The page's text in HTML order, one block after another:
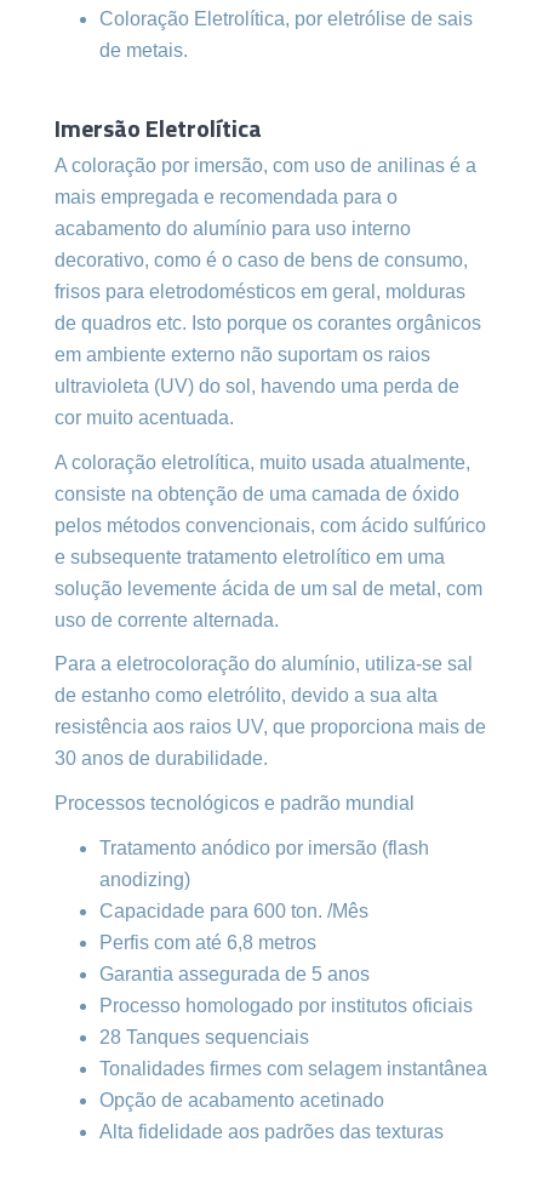
Coloração Eletrolítica, por eletrólise de sais
de metais.
Imersão Eletrolítica
A coloração por imersão, com uso de anilinas é a
mais empregada e recomendada para o
acabamento do alumínio para uso interno
decorativo, como é o caso de bens de consumo,
frisos para eletrodomésticos em geral, molduras
de quadros etc. Isto porque os corantes orgânicos
em ambiente externo não suportam os raios
ultravioleta (UV) do sol, havendo uma perda de
cor muito acentuada.
A coloração eletrolítica, muito usada atualmente,
consiste na obtenção de uma camada de óxido
pelos métodos convencionais, com ácido sulfúrico
e subsequente tratamento eletrolítico em uma
solução levemente ácida de um sal de metal, com
uso de corrente alternada.
Para a eletrocoloração do alumínio, utiliza-se sal
de estanho como eletrólito, devido a sua alta
resistência aos raios UV, que proporciona mais de
30 anos de durabilidade.
Processos tecnológicos e padrão mundial
Tratamento anódico por imersão (flash
anodizing)
Capacidade para 600 ton. /Mês
Perfis com até 6,8 metros
Garantia assegurada de 5 anos
Processo homologado por institutos oficiais
28 Tanques sequenciais
Tonalidades firmes com selagem instantânea
Opção de acabamento acetinado
Alta fidelidade aos padrões das texturas